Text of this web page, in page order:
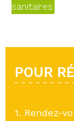
sanitaires
POUR
1. Rendez-